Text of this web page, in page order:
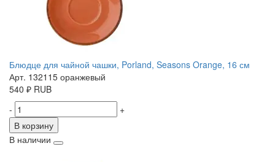
Блюдце для чайной чашки, Porland, Seasons Orange, 16 см
Арт. 132115 оранжевый
540 ₽ RUB
-
+
В корзину
В наличии